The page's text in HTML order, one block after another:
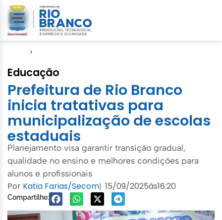
›
Educação
Prefeitura de Rio Branco
inicia tratativas para
municipalização de escolas
estaduais
Planejamento visa garantir transição gradual,
qualidade no ensino e melhores condições para
alunos e profissionais
Por Katia Farias/Secom| 15/09/2025às16:20
Compartilhe: